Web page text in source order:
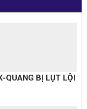
QUANG BỊ LỤT LỘI